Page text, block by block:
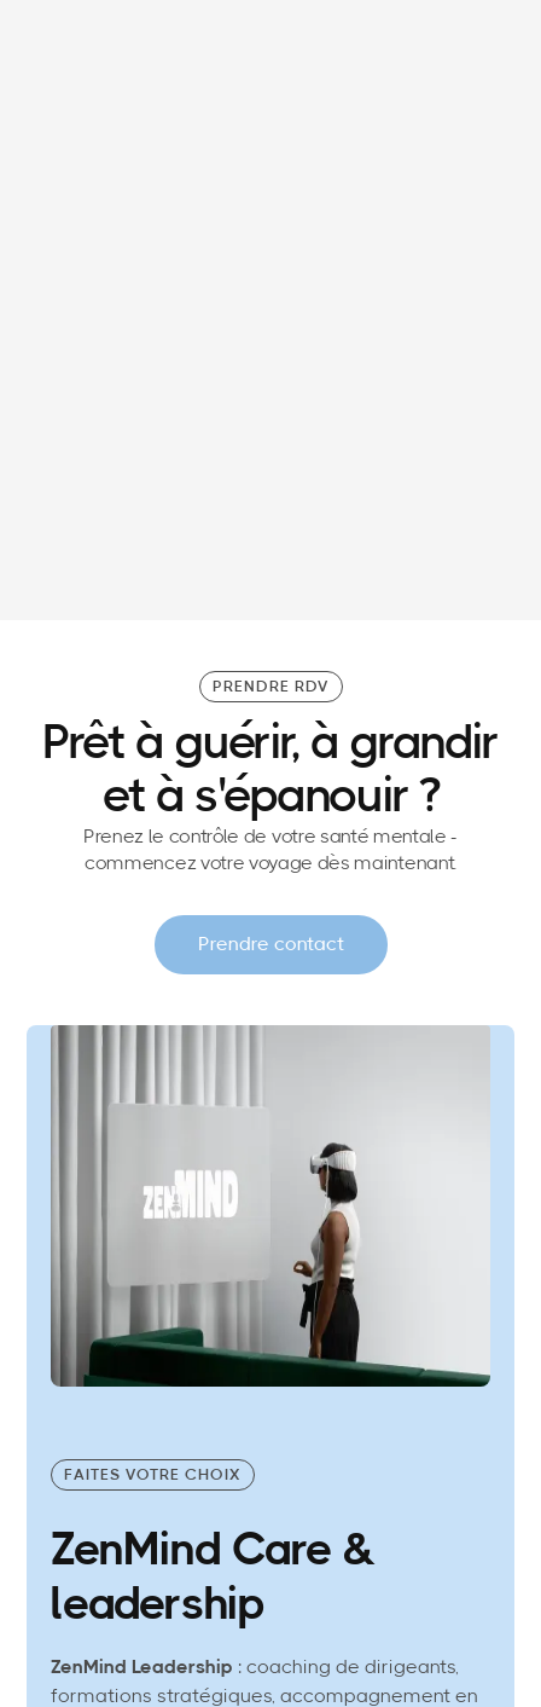
PRENDRE RDV
Prêt à guérir, à grandir
et à s'épanouir ?
Prenez le contrôle de votre santé mentale -
commencez votre voyage dès maintenant.
Prendre contact
FAITES VOTRE CHOIX
ZenMind Care &
leadership
ZenMind Leadership : coaching de dirigeants,
formations stratégiques, accompagnement en